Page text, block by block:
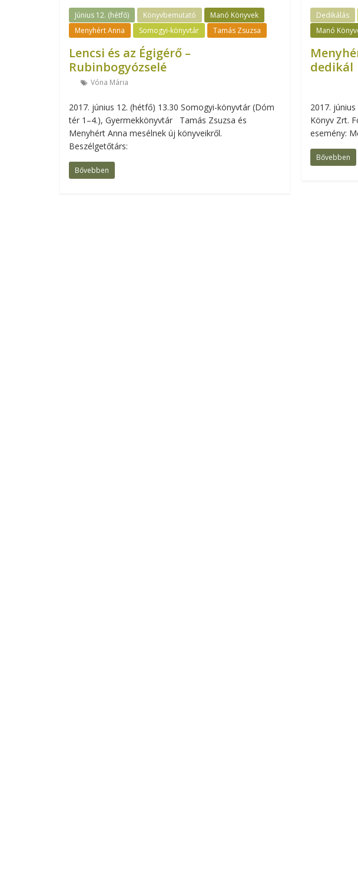
Június 12. (hétfő) Könyvbemutató
Manó Könyvek
Menyhért Anna
Somogyi-könyvtár Tamás Zsuzsa
Lencsi és az Égigérő –
Rubinbogyózselé
Vóna Mária
2017. június 12. (hétfő) 13.30 Somogyi-könyvtár (Dóm
tér 1–4.), Gyermekkönyvtár Tamás Zsuzsa és
Menyhért Anna mesélnek új könyveikről.
Beszélgetőtárs:
Bővebben
Dedikálás
Manó
dedikál
2017.
Könyv Zrt.
esemény:
Bővebben